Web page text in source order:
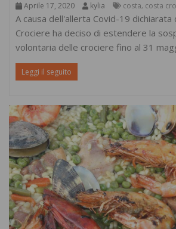
Aprile 17, 2020 kylia costa, costa
A causa dell'allerta Covid-19 dichiarata
Crociere ha deciso di estendere la
volontaria delle crociere fino al 31
Leggi il seguito